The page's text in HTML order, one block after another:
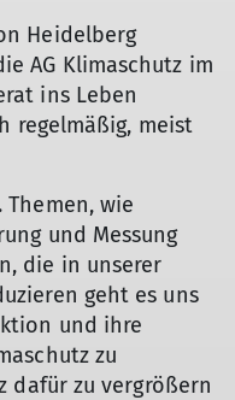
Heidelberg
AG Klimaschutz im
ins Leben
regelmäßig, meist
wie
und Messung
die in unserer
geht es uns
und ihre
zu
dafür zu vergrößern